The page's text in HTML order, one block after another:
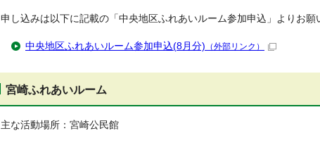
申し込みは以下に記載の「中央地区ふれあいルーム参加申込」よりお願
中央地区ふれあいルーム参加申込(8月分) （外部リンク）
宮崎ふれあいルーム
主な活動場所：宮崎公民館